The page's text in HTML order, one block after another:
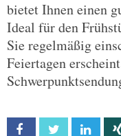
bietet Ihnen einen
Ideal für den
Sie regelmäßig
Feiertagen
Facebook Twitter